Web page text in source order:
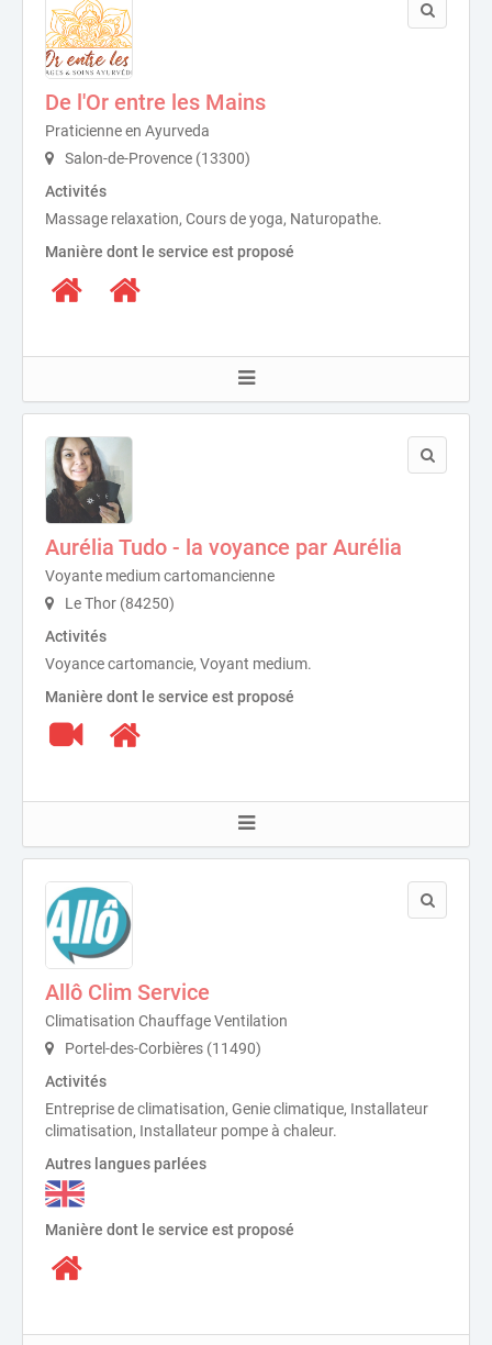
De l'Or entre les Mains
Praticienne en Ayurveda
Salon-de-Provence (13300)
Activités
Massage relaxation, Cours de yoga, Naturopathe.
Manière dont le service est proposé
Aurélia Tudo - la voyance par Aurélia
Voyante medium cartomancienne
Le Thor (84250)
Activités
Voyance cartomancie, Voyant medium.
Manière dont le service est proposé
Allô Clim Service
Climatisation Chauffage Ventilation
Portel-des-Corbières (11490)
Activités
Entreprise de climatisation, Genie climatique, Installateur
climatisation, Installateur pompe à chaleur.
Autres langues parlées
Manière dont le service est proposé